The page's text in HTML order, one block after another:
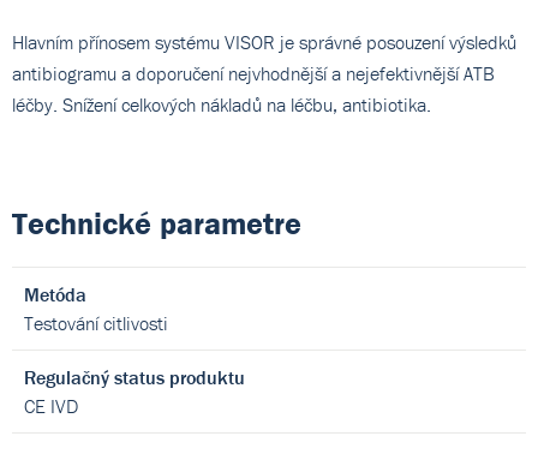
Hlavním přínosem systému VISOR je správné posouzení výsledků
antibiogramu a doporučení nejvhodnější a nejefektivnější ATB
léčby. Snížení celkových nákladů na léčbu, antibiotika.
Technické parametre
Metóda
Testování citlivosti
Regulačný status produktu
CE IVD